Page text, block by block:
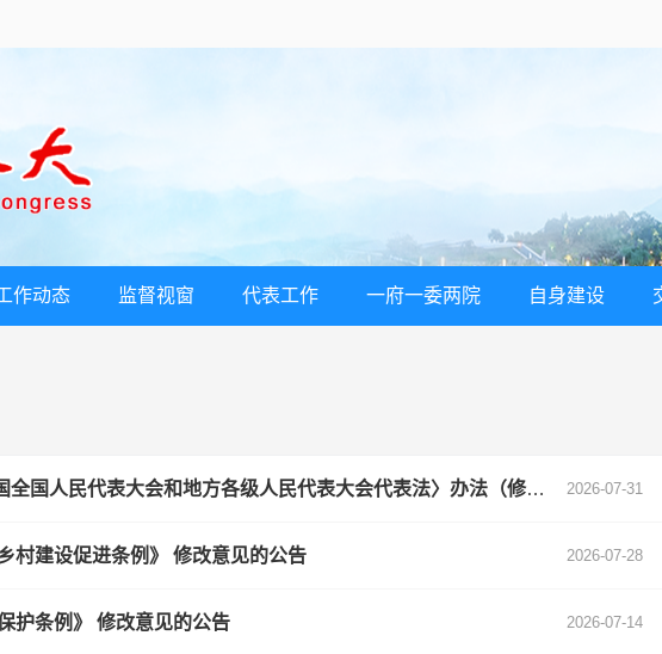
作动态 监督视窗 代表工作 一府一委两院 自身建设
关于征求《陕西省实施》〈中华人民共和国全国人民代表大会和地方各级人民代表大会代表法〉办法（修订草案）》 修改意见的公告 2026-07-31
村建设促进条例》 修改意见的公告 2026-07-28
护条例》 修改意见的公告 2026-07-14